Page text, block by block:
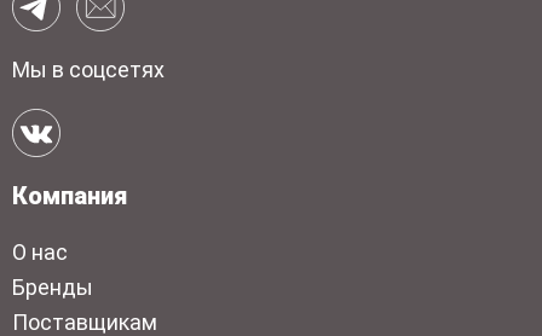
Мы в соцсетях
Компания
О нас
Бренды
Поставщикам